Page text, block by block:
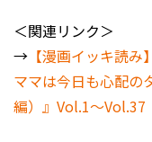
＜関連リンク＞
→ 【漫画イッキ読
ママは今日も心配の
編）』Vol.1～Vol.37